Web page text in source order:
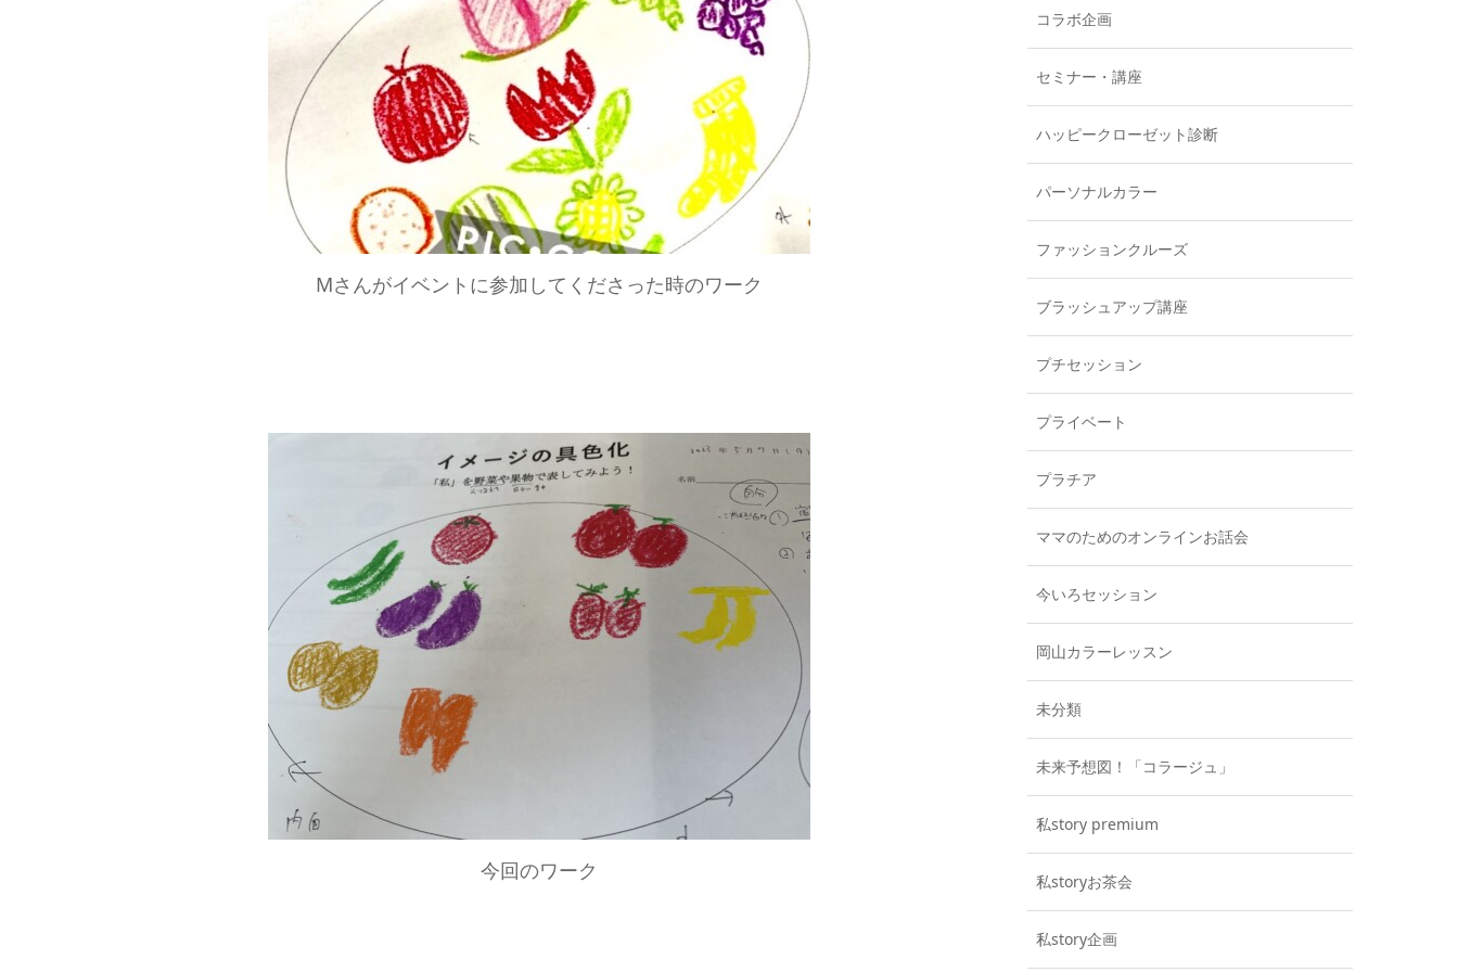
Mさんがイベントに参加してくださった時のワーク
今回のワーク
コラボ企画
セミナー・講座
ハッピークローゼット診断
パーソナルカラー
ファッションクルーズ
ブラッシュアップ講座
プチセッション
プライベート
プラチア
ママのためのオンラインお話会
今いろセッション
岡山カラーレッスン
未分類
未来予想図！「コラージュ」
私story premium
私storyお茶会
私story企画